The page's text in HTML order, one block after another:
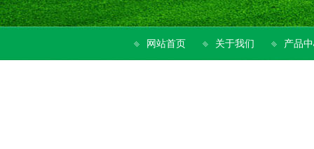
网站首页 关于我们 产品